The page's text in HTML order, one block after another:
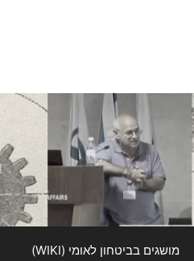
מושגים בביטחון לאומי (WIKI)